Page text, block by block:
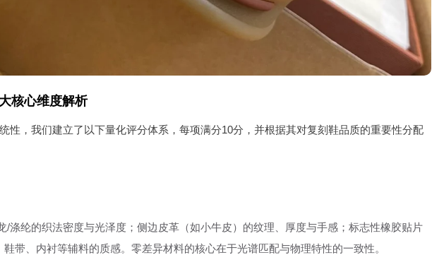
核心维度解析
性，我们建立了以下量化评分体系，每项满分10分，并根据其对复刻鞋品质的重要性分配
/涤纶的织法密度与光泽度；侧边皮革（如小牛皮）的纹理、厚度与手感；标志性橡胶贴片
带、内衬等辅料的质感。零差异材料的核心在于光谱匹配与物理特性的一致性。